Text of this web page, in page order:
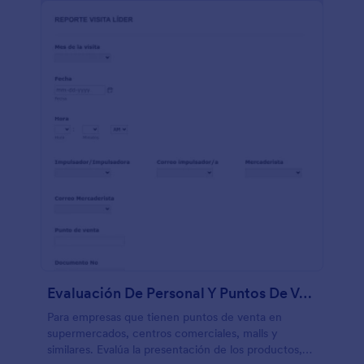
Evaluación De Personal Y Puntos De Venta
Para empresas que tienen puntos de venta en
supermercados, centros comerciales, malls y
similares. Evalúa la presentación de los productos,